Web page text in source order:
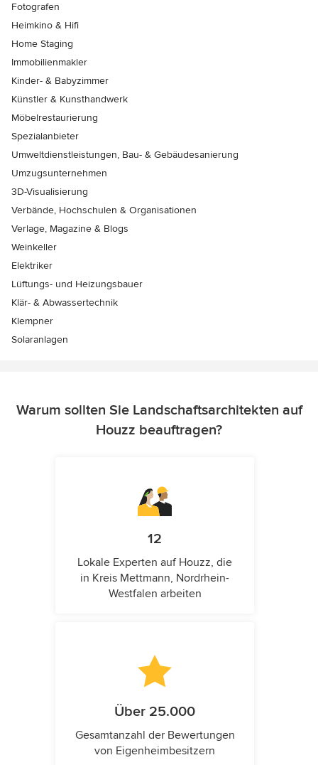
Fotografen
Heimkino & Hifi
Home Staging
Immobilienmakler
Kinder- & Babyzimmer
Künstler & Kunsthandwerk
Möbelrestaurierung
Spezialanbieter
Umweltdienstleistungen, Bau- & Gebäudesanierung
Umzugsunternehmen
3D-Visualisierung
Verbände, Hochschulen & Organisationen
Verlage, Magazine & Blogs
Weinkeller
Elektriker
Lüftungs- und Heizungsbauer
Klär- & Abwassertechnik
Klempner
Solaranlagen
Warum sollten Sie Landschaftsarchitekten auf
Houzz beauftragen?
12
Lokale Experten auf Houzz, die
in Kreis Mettmann, Nordrhein-
Westfalen arbeiten
Über 25.000
Gesamtanzahl der Bewertungen
von Eigenheimbesitzern